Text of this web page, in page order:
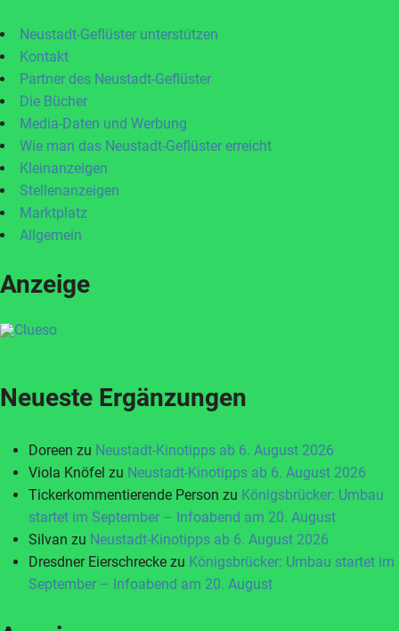
Neustadt-Geflüster unterstützen
Kontakt
Partner des Neustadt-Geflüster
Die Bücher
Media-Daten und Werbung
Wie man das Neustadt-Geflüster erreicht
Kleinanzeigen
Stellenanzeigen
Marktplatz
Allgemein
Anzeige
Neueste Ergänzungen
Doreen zu Neustadt-Kinotipps ab 6. August 2026
Viola Knöfel zu Neustadt-Kinotipps ab 6. August 2026
Tickerkommentierende Person zu Königsbrücker: Umbau
startet im September – Infoabend am 20. August
Silvan zu Neustadt-Kinotipps ab 6. August 2026
Dresdner Eierschrecke zu Königsbrücker: Umbau startet im
September – Infoabend am 20. August